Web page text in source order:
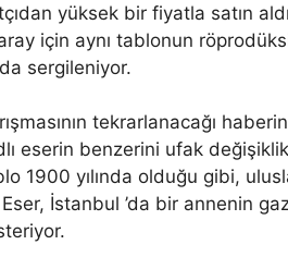
yüksek bir fiyatla satın
için aynı tablonun
sergileniyor.
tekrarlanacağı
eserin benzerini ufak
1900 yılında olduğu gibi,
İstanbul ’da bir annenin gaz